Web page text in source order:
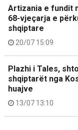
Artizania e fundit
68-vjeçarja e
shqiptare
20/07 15:09
Plazhi i Tales,
shqiptarët nga
huajve
13/07 13:10